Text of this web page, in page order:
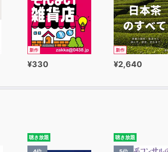
新作
¥330
新作
¥2,640
聴き放題 聴き放題